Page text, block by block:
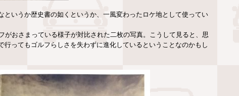
いうか歴史書の如くというか、一風変わったロケ地として使ってい
おさまっている様子が対比された二枚の写真。こうして見ると、思
ってもゴルフらしさを失わずに進化しているということなのかもし